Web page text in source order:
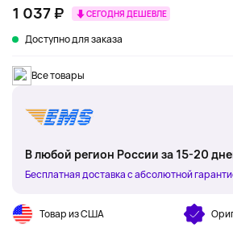
1 037 ₽ СЕГОДНЯ ДЕШЕВЛЕ
Доступно для заказа
Все товары
В любой регион России за 15-20
Бесплатная доставка с абсолютной
Товар из США